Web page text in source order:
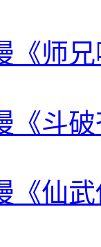
《师
《斗
《仙